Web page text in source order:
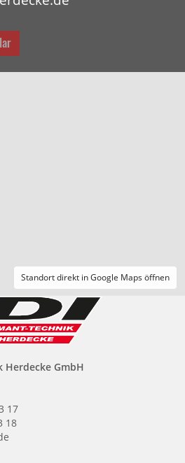
Standort direkt in Google Maps öffnen
Herdecke GmbH
17
18